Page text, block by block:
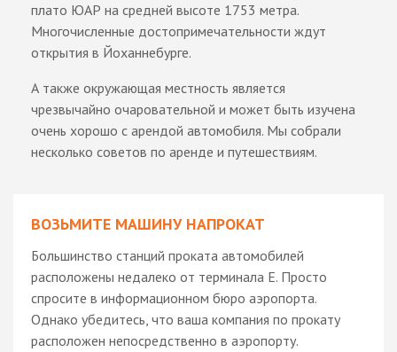
плато ЮАР на средней высоте 1753 метра.
Многочисленные достопримечательности ждут
открытия в Йоханнебурге.
А также окружающая местность является
чрезвычайно очаровательной и может быть изучена
очень хорошо с арендой автомобиля. Мы собрали
несколько советов по аренде и путешествиям.
ВОЗЬМИТЕ МАШИНУ НАПРОКАТ
Большинство станций проката автомобилей
расположены недалеко от терминала E. Просто
спросите в информационном бюро аэропорта.
Однако убедитесь, что ваша компания по прокату
расположен непосредственно в аэропорту.